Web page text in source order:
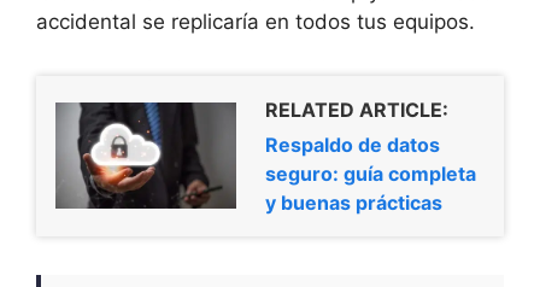
accidental se replicaría en todos tus equipos.
RELATED ARTICLE:
Respaldo de datos
seguro: guía completa
y buenas prácticas